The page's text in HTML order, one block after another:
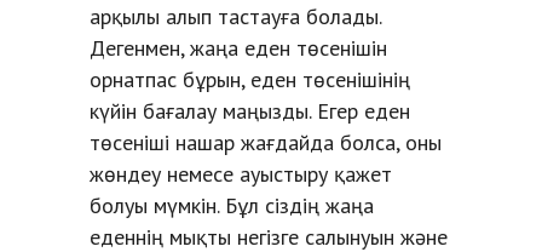
арқылы алып тастауға болады.
Дегенмен, жаңа еден төсенішін
орнатпас бұрын, еден төсенішінің
күйін бағалау маңызды. Егер еден
төсеніші нашар жағдайда болса, оны
жөндеу немесе ауыстыру қажет
болуы мүмкін. Бұл сіздің жаңа
еденнің мықты негізге салынуын және